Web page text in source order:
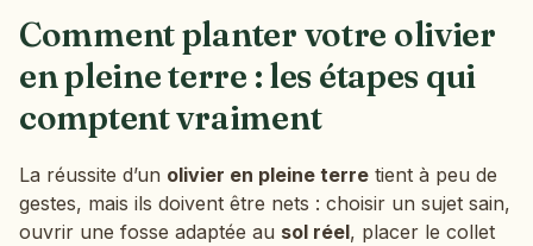
Comment planter votre olivier
en pleine terre : les étapes qui
comptent vraiment
La réussite d’un olivier en pleine terre tient à peu de
gestes, mais ils doivent être nets : choisir un sujet sain,
ouvrir une fosse adaptée au sol réel, placer le collet